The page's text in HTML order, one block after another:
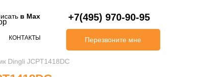
+7(495) 970-90-95
Перезвоните мне
КОНТАКТЫ
в Max
Dingli JCPT1418DC